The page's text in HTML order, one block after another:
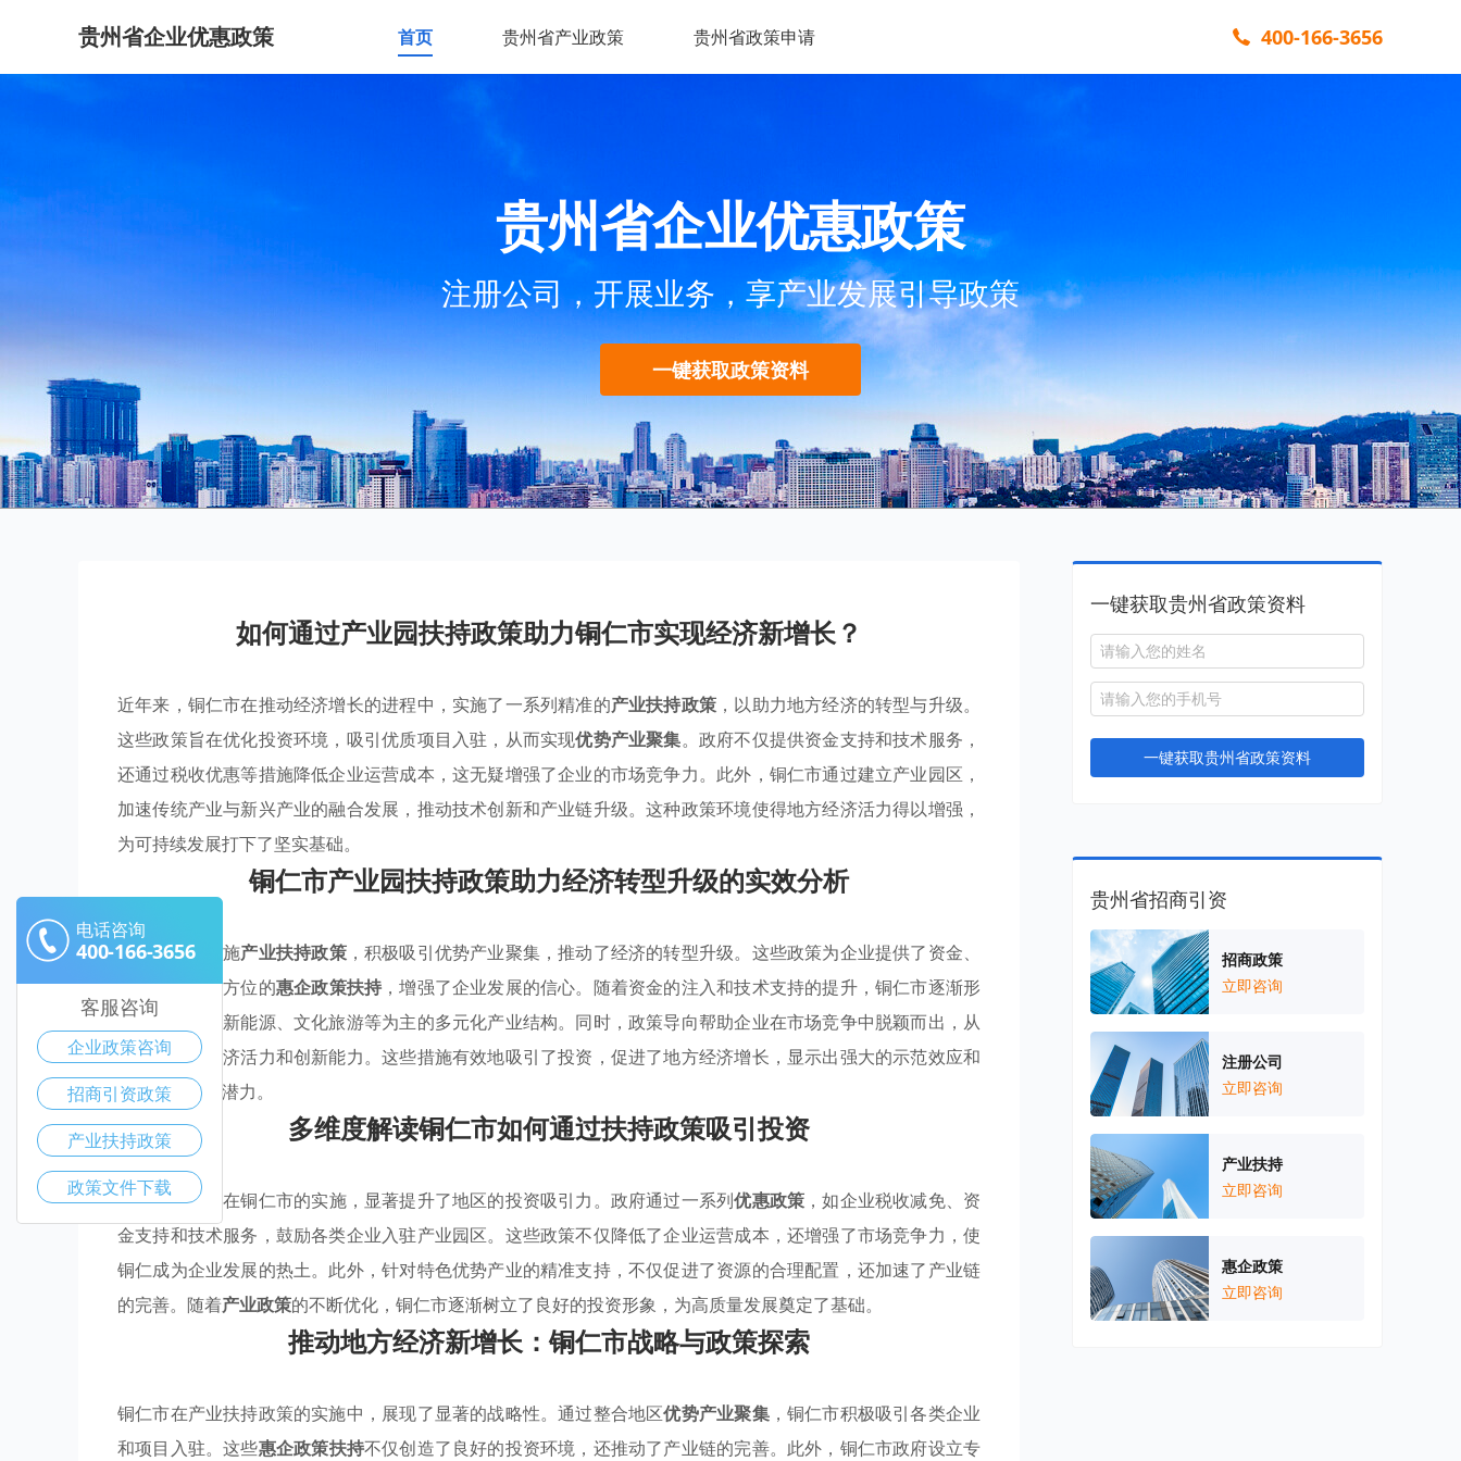
贵州省企业优惠政策 首页 贵州省产业政策 贵州省政策申请 400-166-3656
贵州省企业优惠政策
注册公司，开展业务，享产业发展引导政策
一键获取政策资料
如何通过产业园扶持政策助力铜仁市实现经济新增长？
近年来，铜仁市在推动经济增长的进程中，实施了一系列精准的产业扶持政策 ，以助力地方经济的转型与升级。
这些政策旨在优化投资环境，吸引优质项目入驻，从而实现优势产业聚集。政府不仅提供资金支持和技术服务，
还通过税收优惠等措施降低企业运营成本，这无疑增强了企业的市场竞争力。此外，铜仁市通过建立产业园区，
加速传统产业与新兴产业的融合发展，推动技术创新和产业链升级。这种政策环境使得地方经济活力得以增强，
为可持续发展打下了坚实基础。
铜仁市产业园扶持政策助力经济转型升级的实效分析
铜仁市通过实施产业扶持政策，积极吸引优势产业聚集，推动了经济的转型升级。这些政策为企业提供了资金、
税收减免等全方位的惠企政策扶持 ，增强了企业发展的信心。随着资金的注入和技术支持的提升，铜仁市逐渐形
成了以环保、新能源、文化旅游等为主的多元化产业结构。同时，政策导向帮助企业在市场竞争中脱颖而出，从
而提升整体经济活力和创新能力。这些措施有效地吸引了投资，促进了地方经济增长，显示出强大的示范效应和
可持续发展的潜力。
多维度解读铜仁市如何通过扶持政策吸引投资
产业扶持政策在铜仁市的实施，显著提升了地区的投资吸引力。政府通过一系列优惠政策 ，如企业税收减免、资
金支持和技术服务，鼓励各类企业入驻产业园区。这些政策不仅降低了企业运营成本，还增强了市场竞争力，使
铜仁成为企业发展的热土。此外，针对特色优势产业的精准支持，不仅促进了资源的合理配置，还加速了产业链
的完善。随着产业政策的不断优化，铜仁市逐渐树立了良好的投资形象，为高质量发展奠定了基础。
推动地方经济新增长：铜仁市战略与政策探索
铜仁市在产业扶持政策的实施中，展现了显著的战略性。通过整合地区优势产业聚集，铜仁市积极吸引各类企业
和项目入驻。这些惠企政策扶持不仅创造了良好的投资环境，还推动了产业链的完善。此外，铜仁市政府设立专
一键获取贵州省政策资料
一键获取贵州省政策资料
贵州省招商引资
招商政策
立即咨询
注册公司
立即咨询
产业扶持
立即咨询
惠企政策
立即咨询
电话咨询
400-166-3656
客服咨询
企业政策咨询
招商引资政策
产业扶持政策
政策文件下载